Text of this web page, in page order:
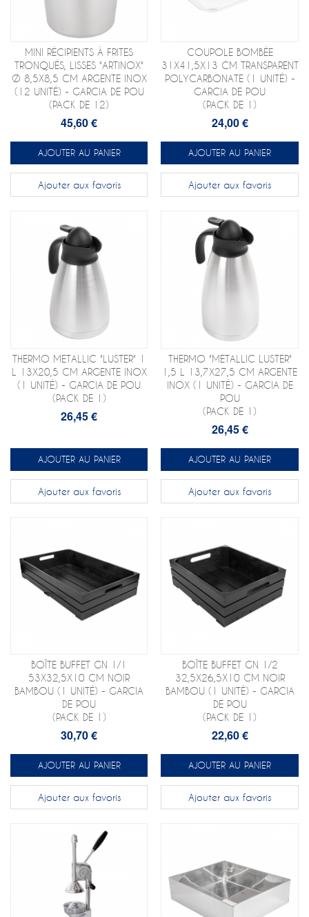
MINI RÉCIPIENTS À FRITES
TRONQUÉS, LISSES "ARTINOX"
Ø 8,5X8,5 CM ARGENTE INOX
(12 UNITÉ) - GARCIA DE POU
(PACK DE 12)
45,60 €
AJOUTER AU PANIER
Ajouter aux favoris
COUPOLE BOMBÉE
31X41,5X13 CM TRANSPARENT
POLYCARBONATE (1 UNITÉ) -
GARCIA DE POU
(PACK DE 1)
24,00 €
AJOUTER AU PANIER
Ajouter aux favoris
THERMO METALLIC "LUSTER" 1
L 13X20,5 CM ARGENTE INOX
(1 UNITÉ) - GARCIA DE POU
(PACK DE 1)
26,45 €
AJOUTER AU PANIER
Ajouter aux favoris
THERMO "METALLIC LUSTER"
1,5 L 13,7X27,5 CM ARGENTE
INOX (1 UNITÉ) - GARCIA DE
POU
(PACK DE 1)
26,45 €
AJOUTER AU PANIER
Ajouter aux favoris
BOÎTE BUFFET GN 1/1
53X32,5X10 CM NOIR
BAMBOU (1 UNITÉ) - GARCIA
DE POU
(PACK DE 1)
30,70 €
AJOUTER AU PANIER
Ajouter aux favoris
BOÎTE BUFFET GN 1/2
32,5X26,5X10 CM NOIR
BAMBOU (1 UNITÉ) - GARCIA
DE POU
(PACK DE 1)
22,60 €
AJOUTER AU PANIER
Ajouter aux favoris